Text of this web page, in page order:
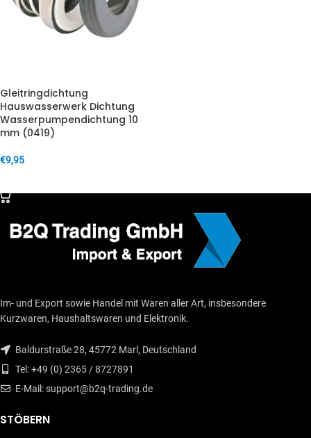
Gleitringdichtung
Hauswasserwerk Dichtung
Wasserpumpendichtung 10
mm (0419)
€9,95
Im- und Export sowie Handel mit Waren aller Art, insbesondere
Kurzwaren, Haushaltswaren und Elektronik.
Baldurstraße 28, 45772 Marl, Deutschland
Tel: +49 (0) 2365 / 8727891
E-Mail: support@b2q-trading.de
STÖBERN